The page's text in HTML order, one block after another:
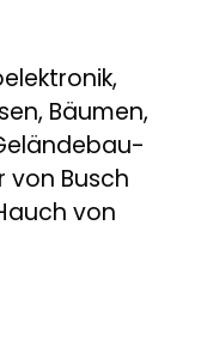
Bäumen,
von Busch
von